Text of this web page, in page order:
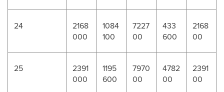
24
2168
000
1084
100
7227
00
433
600
2168
00
25
2391
000
1195
600
7970
00
4782
00
2391
00